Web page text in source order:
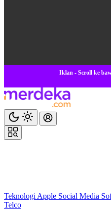
Iklan - Scroll ke
Teknologi Apple Social Media
Telco